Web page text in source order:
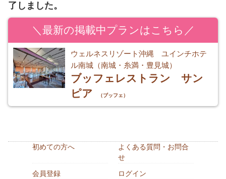
了しました。
＼最新の掲載中プランはこちら／
ウェルネスリゾート沖縄 ユインチホテ
ル南城（南城・糸満・豊見城）
ブッフェレストラン サン
ピア
（ブッフェ）
初めての方へ
よくある質問・お問合
せ
会員登録
ログイン